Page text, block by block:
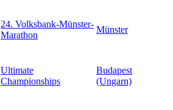
24. Volksbank-Münster-
Marathon
Münster
Ultimate
Championships
Budapest
(Ungarn)